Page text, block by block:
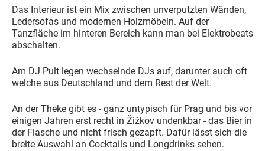
Das Interieur ist ein Mix zwischen unverputzten Wänden,
Ledersofas und modernen Holzmöbeln. Auf der
Tanzfläche im hinteren Bereich kann man bei Elektrobeats
abschalten.
Am DJ Pult legen wechselnde DJs auf, darunter auch oft
welche aus Deutschland und dem Rest der Welt.
An der Theke gibt es - ganz untypisch für Prag und bis vor
einigen Jahren erst recht in Žižkov undenkbar - das Bier in
der Flasche und nicht frisch gezapft. Dafür lässt sich die
breite Auswahl an Cocktails und Longdrinks sehen.